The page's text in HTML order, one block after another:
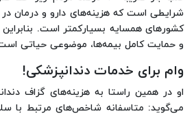
شرایطی است که هزینه‌های دارو و درمان
کشورهای همسایه بسیارکمتر است.
و حمایت کامل بیمه‌ها، موضوعی حیاتی
وام برای خدمات دندانپزشکی!
او در همین راستا به هزینه‌های گزاف
می‌گوید: متاسفانه شاخص‌های مرتبط با